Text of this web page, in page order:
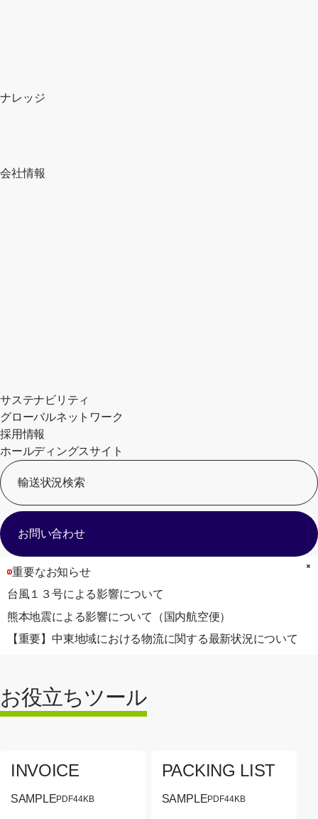
ナレッジ
会社情報
サステナビリティ
グローバルネットワーク
採用情報
ホールディングスサイト
輸送状況検索
[
お問い合わせ
重要なお知らせ
台風１３号による影響について
熊本地震による影響について（国内航空便）
【重要】中東地域における物流に関する最新状況について
お役立ちツール
INVOICE
SAMPLEPDF44KB
[別ウィンドウでPDFファイルが開きます]
PACKING LIST
SAMPLEPDF44KB